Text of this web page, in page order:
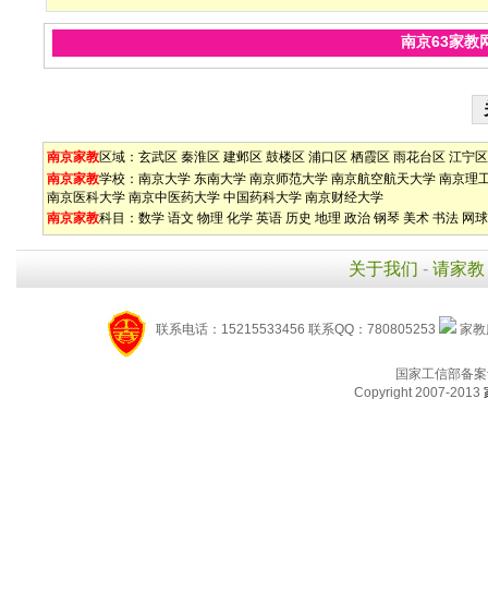
南京63家教
南京家教区域： 玄武区 秦淮区 建邺区 鼓楼区 浦口区 栖霞区 雨花台区 江宁区
南京家教学校： 南京大学 东南大学 南京师范大学 南京航空航天大学 南京理
南京医科大学 南京中医药大学 中国药科大学 南京财经大学
南京家教科目： 数学 语文 物理 化学 英语 历史 地理 政治 钢琴 美术 书法 网球
关于我们 - 请家教
联系电话：15215533456 联系QQ：780805253 家
国家工信部备
Copyright 2007-2013